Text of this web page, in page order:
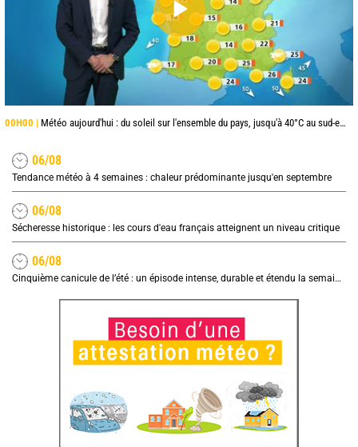
00H00 | Météo aujourd'hui : du soleil sur l'ensemble du pays, jusqu'à 40°C au sud-est
06/08
Tendance météo à 4 semaines : chaleur prédominante jusqu'en septembre
06/08
Sécheresse historique : les cours d'eau français atteignent un niveau critique
06/08
Cinquième canicule de l’été : un épisode intense, durable et étendu la semaine prochaine